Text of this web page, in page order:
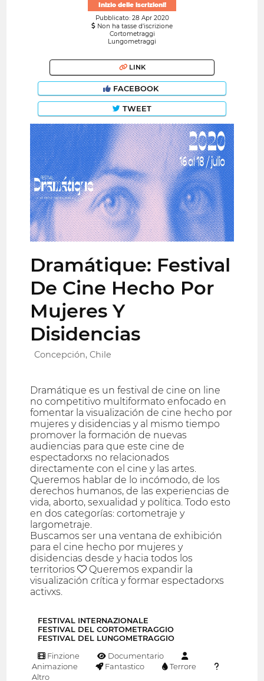
Inizio delle iscrizioni!
Pubblicato: 28 Apr 2020
Non ha tasse d'iscrizione
Cortometraggi
Lungometraggi
LINK
FACEBOOK
TWEET
Dramátique: Festival
De Cine Hecho Por
Mujeres Y
Disidencias
Concepción, Chile
Dramátique es un festival de cine on line
no competitivo multiformato enfocado en
fomentar la visualización de cine hecho por
mujeres y disidencias y al mismo tiempo
promover la formación de nuevas
audiencias para que este cine de
espectadorxs no relacionados
directamente con el cine y las artes.
Queremos hablar de lo incómodo, de los
derechos humanos, de las experiencias de
vida, aborto, sexualidad y política. Todo esto
en dos categorías: cortometraje y
largometraje.
Buscamos ser una ventana de exhibición
para el cine hecho por mujeres y
disidencias desde y hacia todos los
territorios ♥ Queremos expandir la
visualización crítica y formar espectadorxs
activxs.
FESTIVAL INTERNAZIONALE
FESTIVAL DEL CORTOMETRAGGIO
FESTIVAL DEL LUNGOMETRAGGIO
Finzione
Documentario
Animazione
Fantastico
Terrore
Altro